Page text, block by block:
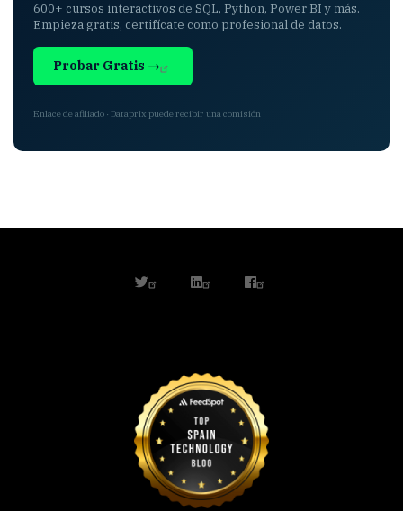
600+ cursos interactivos de SQL, Python, Power BI y más.
Empieza gratis, certifícate como profesional de datos.
Probar Gratis →
Enlace de afiliado · Dataprix puede recibir una comisión
twitterlinkedinfacebook